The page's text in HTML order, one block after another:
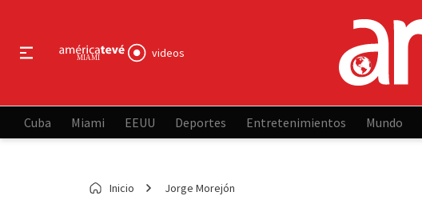
videos
Cuba Miami EEUU Deportes Entretenimientos Mundo
Inicio Jorge Morejón